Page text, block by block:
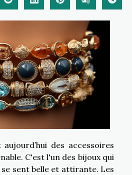
des accessoires
C'est l'un des bijoux qui
sent belle et attirante. Les